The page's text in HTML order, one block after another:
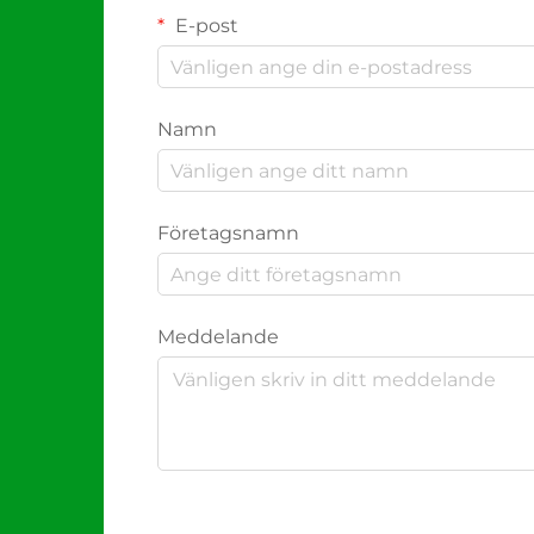
E-post
Namn
Företagsnamn
Meddelande